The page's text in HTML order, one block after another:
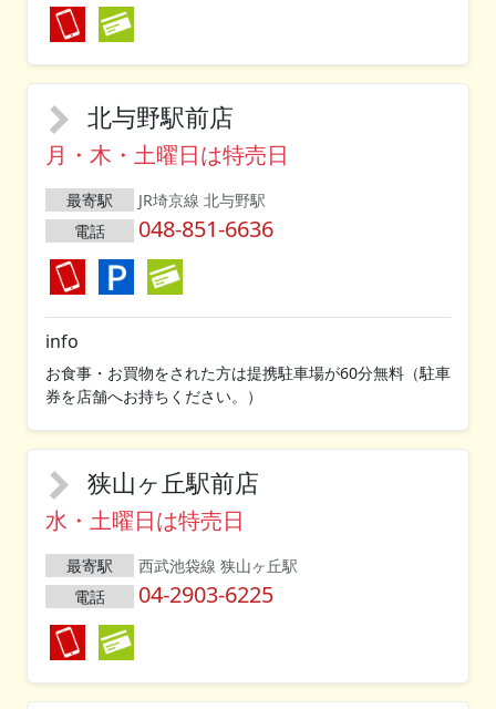
北与野駅前店
月・木・土曜日は特売日
最寄駅
JR埼京線 北与野駅
電話
048-851-6636
info
お食事・お買物をされた方は提携駐車場が60分無料（駐車
券を店舗へお持ちください。）
狭山ヶ丘駅前店
水・土曜日は特売日
最寄駅
西武池袋線 狭山ヶ丘駅
電話
04-2903-6225